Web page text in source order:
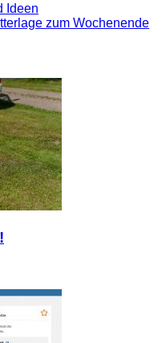
Ideen
zum Wochenende